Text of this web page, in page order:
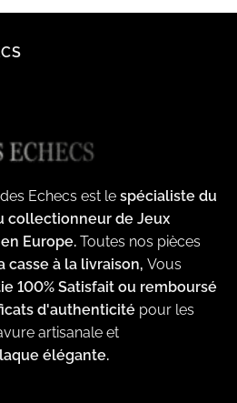
Echecs est le spécialiste du
collectionneur de Jeux
Europe. Toutes nos pièces
casse à la livraison, Vous
100% Satisfait ou remboursé
d'authenticité pour les
artisanale et
élégante.